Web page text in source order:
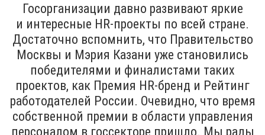
Госорганизации давно развивают яркие
и интересные HR-проекты по всей стране.
Достаточно вспомнить, что Правительство
Москвы и Мэрия Казани уже становились
победителями и финалистами таких
проектов, как Премия HR-бренд и Рейтинг
работодателей России. Очевидно, что время
собственной премии в области управления
персоналом в госсекторе пришло. Мы рады